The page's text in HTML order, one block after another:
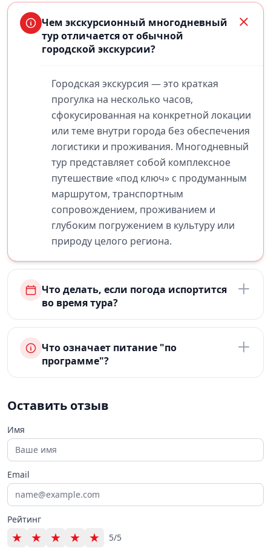
Чем экскурсионный многодневный
тур отличается от обычной
городской экскурсии?
Городская экскурсия — это краткая
прогулка на несколько часов,
сфокусированная на конкретной локации
или теме внутри города без обеспечения
логистики и проживания. Многодневный
тур представляет собой комплексное
путешествие «под ключ» с продуманным
маршрутом, транспортным
сопровождением, проживанием и
глубоким погружением в культуру или
природу целого региона.
Что делать, если погода испортится
во время тура?
Что означает питание "по
программе"?
Оставить отзыв
Имя
Email
Рейтинг
★ ★ ★ ★ ★
5/5